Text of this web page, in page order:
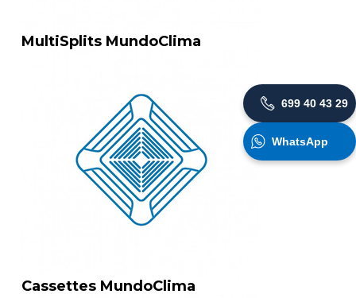
MultiSplits MundoClima
Cassettes MundoClima
699 40 43 29
WhatsApp